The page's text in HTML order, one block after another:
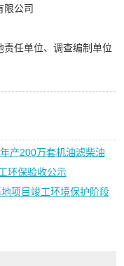
限公司
任单位、调查编制单位
产200万套机油滤柴油
环保验收公示
项目竣工环境保护阶段